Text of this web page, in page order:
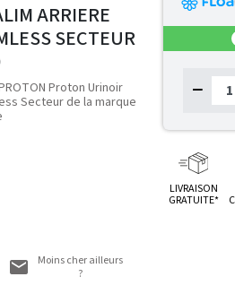
ARRIERE
SECTEUR
Proton Urinoir
Secteur de la marque
Moins cher ailleurs
?
−
LIVRAISON
GRATUITE*